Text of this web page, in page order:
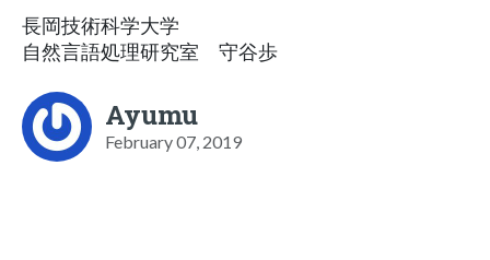
長岡技術科学大学
自然言語処理研究室 守谷歩
Ayumu
February 07, 2019